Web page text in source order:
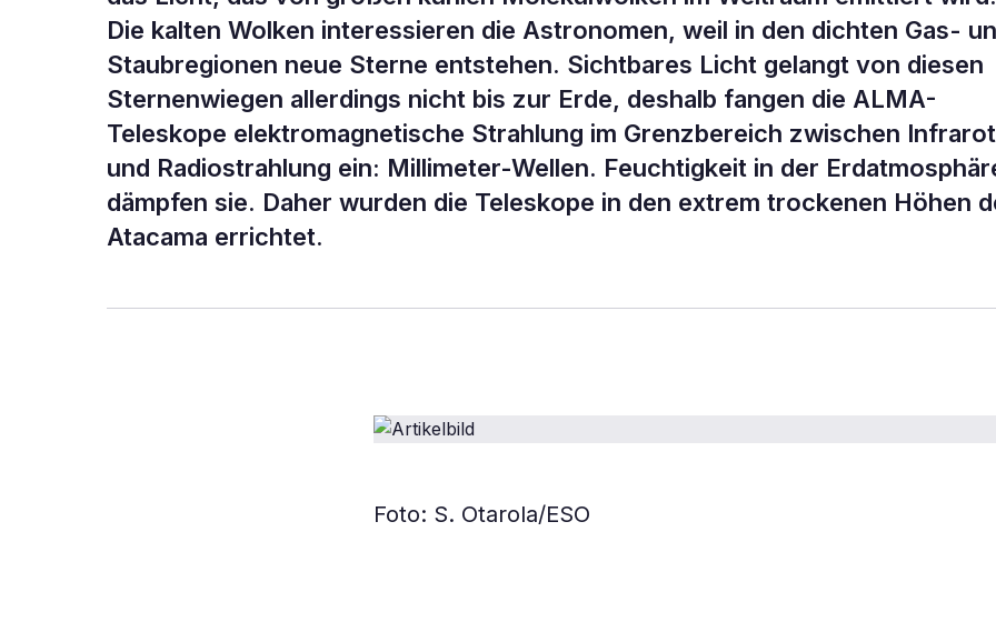
Die kalten Wolken interessieren die Astronomen, weil in den dichten Gas-
Staubregionen neue Sterne entstehen. Sichtbares Licht gelangt von diesen
Sternenwiegen allerdings nicht bis zur Erde, deshalb fangen die ALMA-
Teleskope elektromagnetische Strahlung im Grenzbereich zwischen
und Radiostrahlung ein: Millimeter-Wellen. Feuchtigkeit in der
dämpfen sie. Daher wurden die Teleskope in den extrem trockenen Höhen
Atacama errichtet.
Foto: S. Otarola/ESO